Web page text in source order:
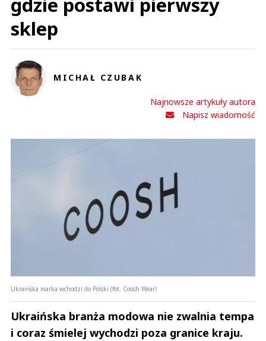
sklep
MICHAŁ CZUBAK
Najnowsze artykuły autora
Napisz wiadomość
Ukraińska marka wchodzi do Polski (fot. Coosh Wear)
Ukraińska branża modowa nie zwalnia tempa
i coraz śmielej wychodzi poza granice kraju.